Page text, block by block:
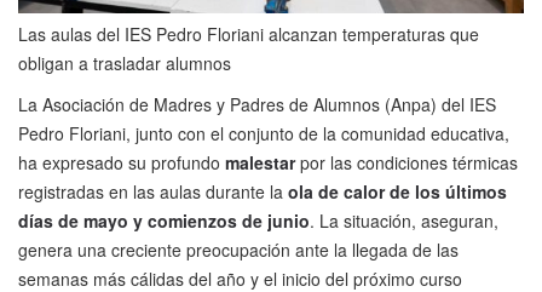
Las aulas del IES Pedro Floriani alcanzan temperaturas que
obligan a trasladar alumnos
La Asociación de Madres y Padres de Alumnos (Anpa) del IES
Pedro Floriani, junto con el conjunto de la comunidad educativa,
ha expresado su profundo malestarpor las condiciones térmicas
registradas en las aulas durante la ola de calor de los últimos
días de mayo y comienzos de junio. La situación, aseguran,
genera una creciente preocupación ante la llegada de las
semanas más cálidas del año y el inicio del próximo curso